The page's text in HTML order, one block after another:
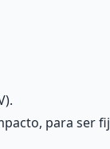
para ser